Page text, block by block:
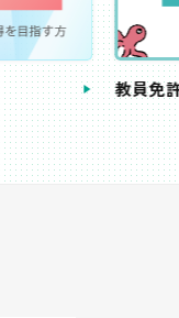
教員免許状が